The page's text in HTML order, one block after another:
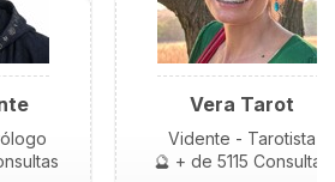
Vera Tarot
Vidente - Tarotista
🔮 + de 5115 Consultas